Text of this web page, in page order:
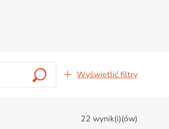
Wyświetlić filtry
22 wynik(i)(ów)